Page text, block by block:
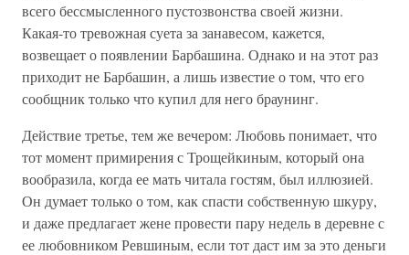
всего бессмысленного пустозвонства своей жизни.
Какая-то тревожная суета за занавесом, кажется,
возвещает о появлении Барбашина. Однако и на этот раз
приходит не Барбашин, а лишь известие о том, что его
сообщник только что купил для него браунинг.
Действие третье, тем же вечером: Любовь понимает, что
тот момент примирения с Трощейкиным, который она
вообразила, когда ее мать читала гостям, был иллюзией.
Он думает только о том, как спасти собственную шкуру,
и даже предлагает жене провести пару недель в деревне с
ее любовником Ревшиным, если тот даст им за это деньги